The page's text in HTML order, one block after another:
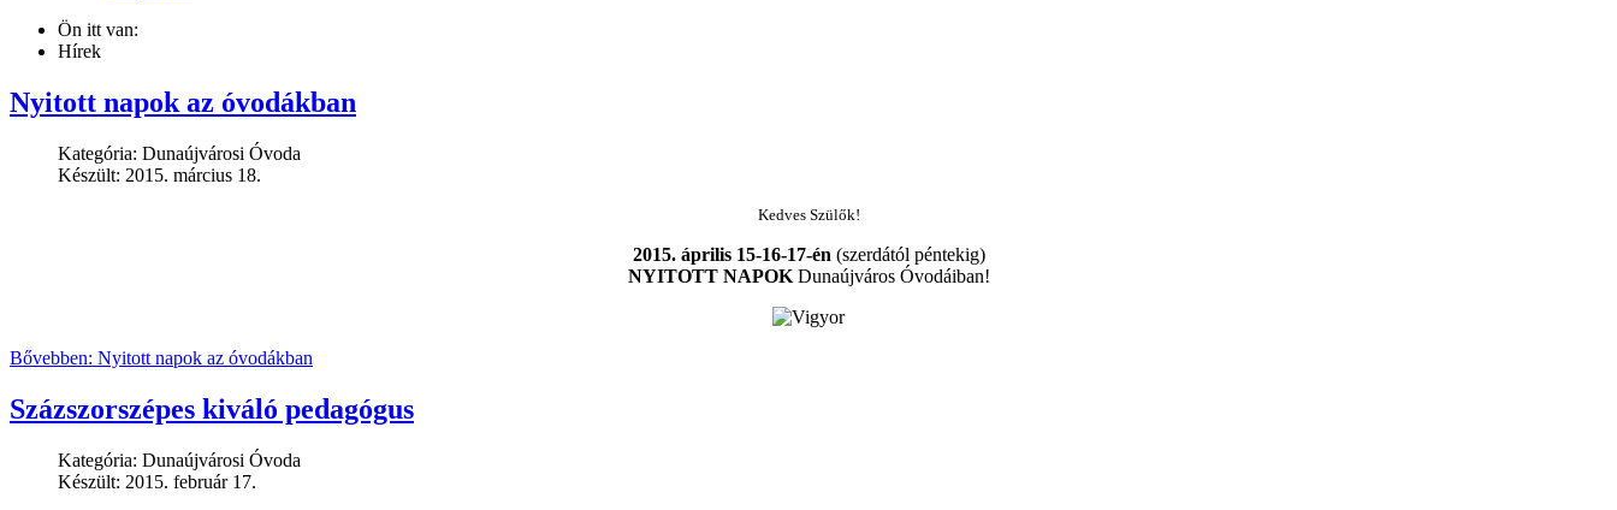
Ön itt van:
Hírek
Nyitott napok az óvodákban
Kategória: Dunaújvárosi Óvoda
Készült: 2015. március 18.
Kedves Szülők!
2015. április 15-16-17-én (szerdától péntekig)
NYITOTT NAPOKDunaújváros Óvodáiban!
Bővebben: Nyitott napok az óvodákban
Százszorszépes kiváló pedagógus
Kategória: Dunaújvárosi Óvoda
Készült: 2015. február 17.